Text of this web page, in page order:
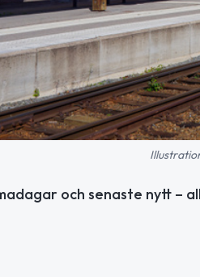
och senaste nytt –